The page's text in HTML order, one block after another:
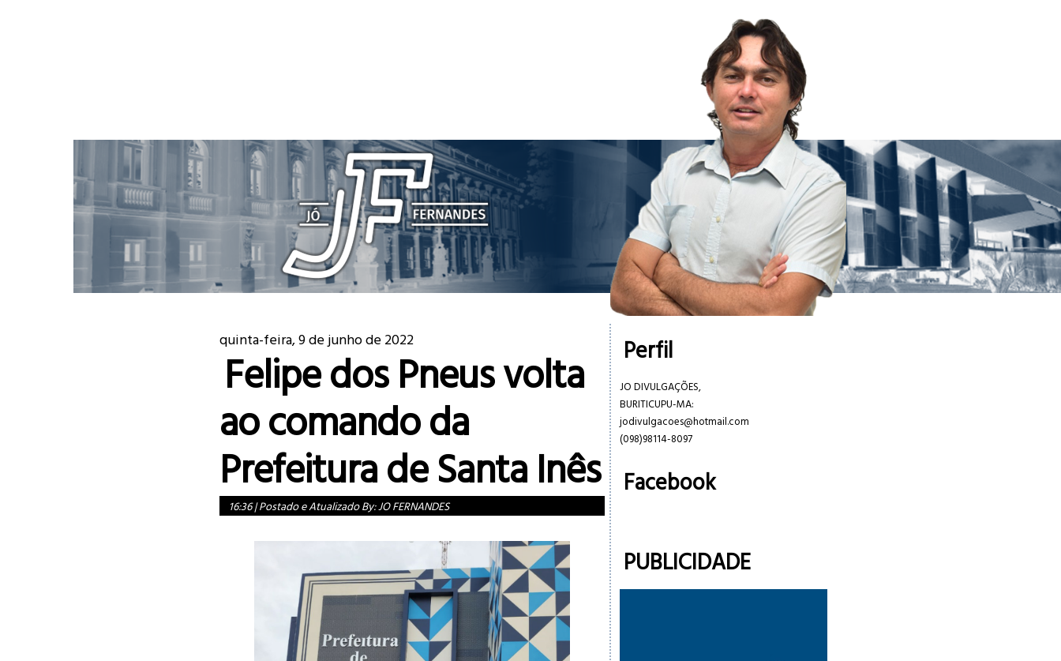
quinta-feira, 9 de junho de 2022
Felipe dos Pneus volta
ao comando da
Prefeitura de Santa Inês
16:36|Postado e Atualizado By:JO FERNANDES
Perfil
JO DIVULGAÇÕES,
BURITICUPU-MA:
jodivulgacoes@hotmail.com
(098)98114-8097
Facebook
PUBLICIDADE